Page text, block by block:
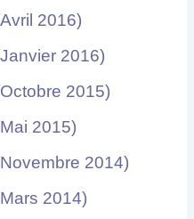
2016)
2016)
2015)
2015)
2014)
2014)